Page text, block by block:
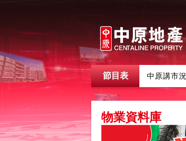
節目表 中原講市況
物業資料庫